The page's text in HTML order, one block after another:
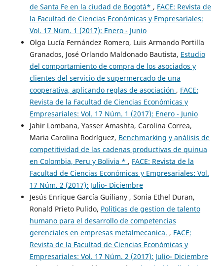
de Santa Fe en la ciudad de Bogotá* , FACE: Revista de
la Facultad de Ciencias Económicas y Empresariales:
Vol. 17 Núm. 1 (2017): Enero - Junio
Olga Lucía Fernández Romero, Luis Armando Portilla
Granados, José Orlando Maldonado Bautista, Estudio
del comportamiento de compra de los asociados y
clientes del servicio de supermercado de una
cooperativa, aplicando reglas de asociación , FACE:
Revista de la Facultad de Ciencias Económicas y
Empresariales: Vol. 17 Núm. 1 (2017): Enero - Junio
Jahir Lombana, Yasser Amashta, Carolina Correa,
Maria Carolina Rodríguez, Benchmarking y análisis de
competitividad de las cadenas productivas de quinua
en Colombia, Peru y Bolivia * , FACE: Revista de la
Facultad de Ciencias Económicas y Empresariales: Vol.
17 Núm. 2 (2017): Julio- Diciembre
Jesús Enrique García Guiliany , Sonia Ethel Duran,
Ronald Prieto Pulido, Politicas de gestion de talento
humano para el desarrollo de competencias
gerenciales en empresas metalmecanica. , FACE:
Revista de la Facultad de Ciencias Económicas y
Empresariales: Vol. 17 Núm. 2 (2017): Julio- Diciembre